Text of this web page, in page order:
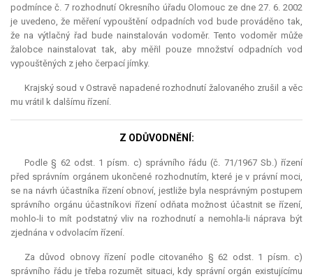
podmínce č. 7 rozhodnutí Okresního úřadu Olomouc ze dne 27. 6. 2002
je uvedeno, že měření vypouštění odpadních vod bude prováděno tak,
že na výtlačný řad bude nainstalován vodoměr. Tento vodoměr může
žalobce nainstalovat tak, aby měřil pouze množství odpadních vod
vypouštěných z jeho čerpací jímky.
Krajský soud v Ostravě napadené rozhodnutí žalovaného zrušil a věc
mu vrátil k dalšímu řízení.
Z ODŮVODNĚNÍ:
Podle § 62 odst. 1 písm. c) správního řádu (č. 71/1967 Sb.) řízení
před správním orgánem ukončené rozhodnutím, které je v právní moci,
se na návrh účastníka řízení obnoví, jestliže byla nesprávným postupem
správního orgánu účastníkovi řízení odňata možnost účastnit se řízení,
mohlo-li to mít podstatný vliv na rozhodnutí a nemohla-li náprava být
zjednána v odvolacím řízení.
Za důvod obnovy řízení podle citovaného § 62 odst. 1 písm. c)
správního řádu je třeba rozumět situaci, kdy správní orgán existujícímu